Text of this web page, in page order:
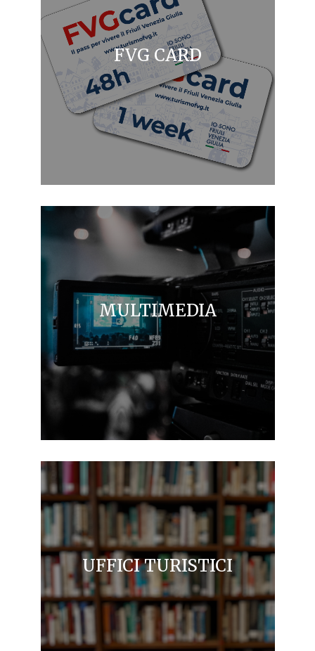
FVG CARD
MULTIMEDIA
UFFICI TURISTICI